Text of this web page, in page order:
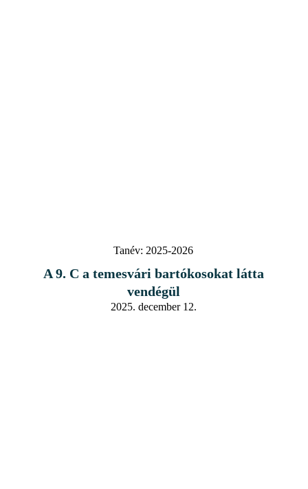
Tanév: 2025-2026
A 9. C a temesvári bartókosokat látta
vendégül
2025. december 12.